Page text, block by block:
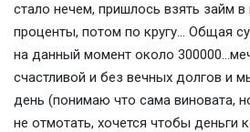
стало нечем, пришлось взять займ
проценты, потом по кругу... Общая
на данный момент около
счастливой и без вечных долгов и
день (понимаю что сама виновата,
не отмотать, хочется чтобы деньги